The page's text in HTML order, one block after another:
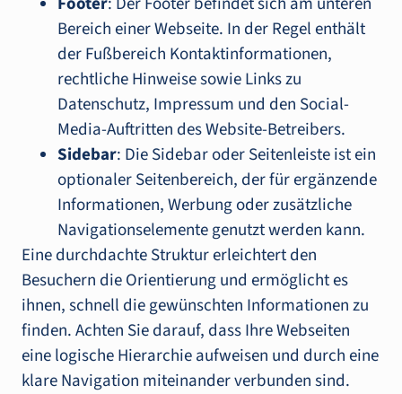
Bereich einer Webseite. In der Regel enthält
der Fußbereich Kontaktinformationen,
rechtliche Hinweise sowie Links zu
Datenschutz, Impressum und den Social-
Media-Auftritten des Website-Betreibers.
Sidebar: Die Sidebar oder Seitenleiste ist ein
optionaler Seitenbereich, der für ergänzende
Informationen, Werbung oder zusätzliche
Navigationselemente genutzt werden kann.
Eine durchdachte Struktur erleichtert den
Besuchern die Orientierung und ermöglicht es
ihnen, schnell die gewünschten Informationen zu
finden. Achten Sie darauf, dass Ihre Webseiten
eine logische Hierarchie aufweisen und durch eine
klare Navigation miteinander verbunden sind.